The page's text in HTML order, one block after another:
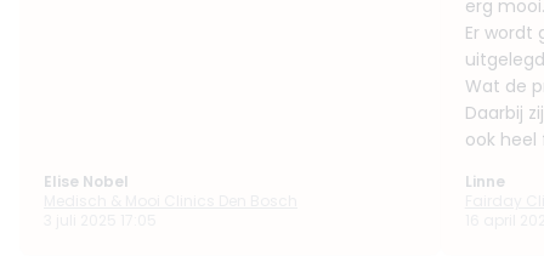
Elise Nobel
erg mooi.
Er wordt
Wat de
Daarbij
ook heel
Linne